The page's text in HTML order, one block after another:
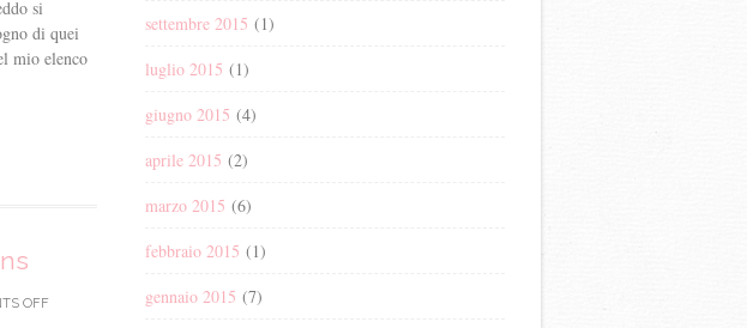
si
di quei
mio elenco
OFF
settembre 2015 (1)
luglio 2015 (1)
giugno 2015 (4)
aprile 2015 (2)
marzo 2015 (6)
febbraio 2015 (1)
gennaio 2015 (7)